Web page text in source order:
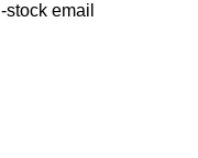
email